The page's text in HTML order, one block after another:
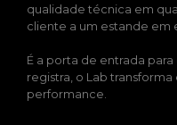
qualidade técnica em
cliente a um estande em
É a porta de entrada
registra, o Lab
performance.